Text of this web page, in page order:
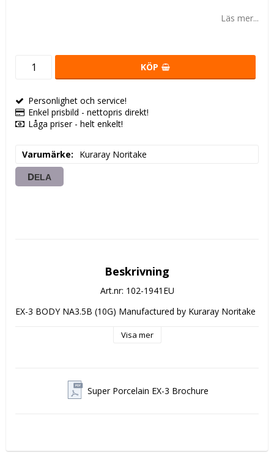
Läs mer...
KÖP
Personlighet och service!
Enkel prisbild - nettopris direkt!
Låga priser - helt enkelt!
Varumärke Kuraray Noritake
DELA
Beskrivning
Art.nr: 102-1941EU
EX-3 BODY NA3.5B (10G) Manufactured by Kuraray Noritake
Visa mer
Super Porcelain EX-3 Brochure